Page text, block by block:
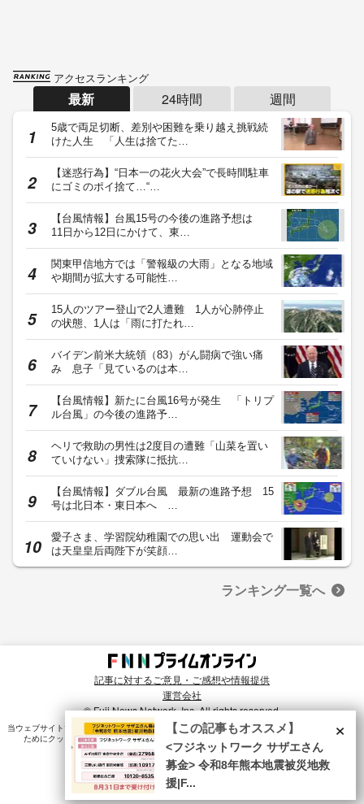
アクセスランキング
最新 24時間 週間
5歳で両足切断、差別や困難を乗り越え挑戦続
けた人生 「人生は捨てた…
【迷惑行為】“日本一の花火大会”で長時間駐車
にゴミのポイ捨て…“…
【台風情報】台風15号の今後の進路予想は
11日から12日にかけて、東…
関東甲信地方では「警報級の大雨」となる地域
や期間が拡大する可能性…
15人のツアー登山で2人遭難 1人が心肺停止
の状態、1人は「雨に打たれ…
バイデン前米大統領（83）がん闘病で強い痛
み 息子「見ているのは本…
【台風情報】新たに台風16号が発生 「トリプ
ル台風」の今後の進路予…
ヘリで救助の男性は2度目の遭難「山菜を置い
ていけない」捜索隊に抵抗…
【台風情報】ダブル台風 最新の進路予想 15
号は北日本・東日本へ …
愛子さま、学習院幼稚園での思い出 運動会で
は天皇皇后両陛下が笑顔…
ランキング一覧へ
記事に対するご意見・ご感想や情報提供
運営会社
© Fuji News Network, Inc. All rights reserved.
当ウェブサイトでは、ユーザのニーズ・興味・関⼼に合致したコンテンツや広告配信を提供する
ためにクッキーを使⽤しています。詳細は、
プライバシーポリシー をご確認ください。×
【この記事もオススメ】
<フジネットワーク サザエさん
募金> 令和8年熊本地震被災地救
援|F...